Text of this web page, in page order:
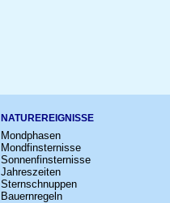
NATUREREIGNISSE
Mondphasen
Mondfinsternisse
Sonnenfinsternisse
Jahreszeiten
Sternschnuppen
Bauernregeln